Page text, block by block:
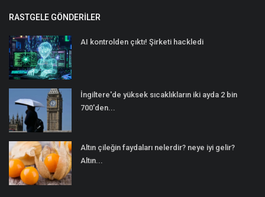
RASTGELE GÖNDERILER
AI kontrolden çıktı! Şirketi hackledi
İngiltere'de yüksek sıcaklıkların iki ayda 2 bin
700'den...
Altın çileğin faydaları nelerdir? neye iyi gelir?
Altın...